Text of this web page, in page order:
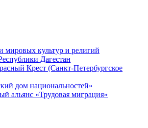
мировых культур и религий
Дагестан
Крест (Санкт-Петербургское
дом национальностей»
альянс «Трудовая миграция»